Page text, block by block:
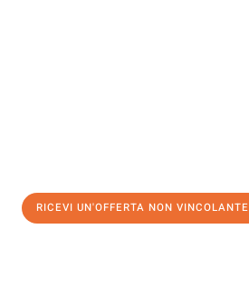
RICEVI UN'OFFERTA NON VINCOLANTE